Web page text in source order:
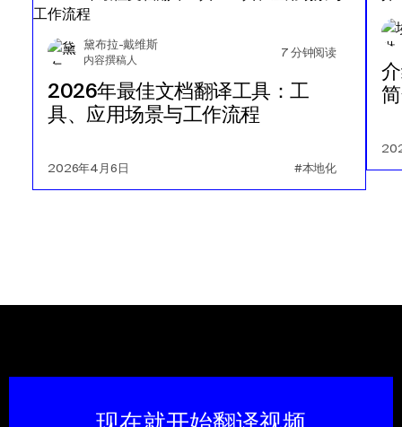
黛布拉-戴维斯
内容撰稿人
7 分钟阅读
2026年最佳文档翻译工具：工
具、应用场景与工作流程
2026年4月6日 #本地化